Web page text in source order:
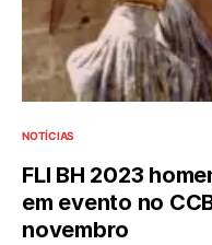
NOTÍCIAS
FLI BH 2023
em evento no
novembro